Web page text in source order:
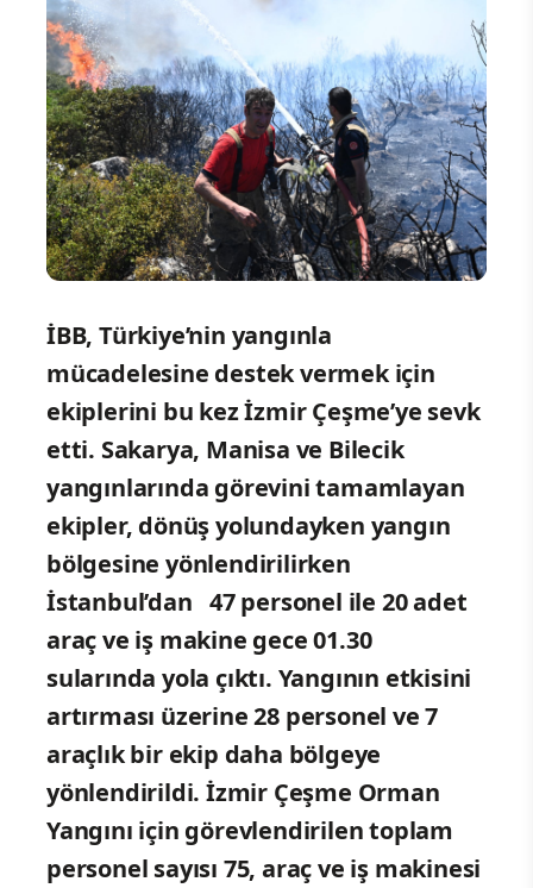
İBB, Türkiye’nin yangınla
mücadelesine destek vermek için
ekiplerini bu kez İzmir Çeşme’ye sevk
etti. Sakarya, Manisa ve Bilecik
yangınlarında görevini tamamlayan
ekipler, dönüş yolundayken yangın
bölgesine yönlendirilirken
İstanbul’dan 47 personel ile 20 adet
araç ve iş makine gece 01.30
sularında yola çıktı. Yangının etkisini
artırması üzerine 28 personel ve 7
araçlık bir ekip daha bölgeye
yönlendirildi. İzmir Çeşme Orman
Yangını için görevlendirilen toplam
personel sayısı 75, araç ve iş makinesi